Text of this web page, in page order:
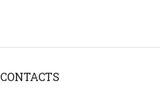
CONTACTS